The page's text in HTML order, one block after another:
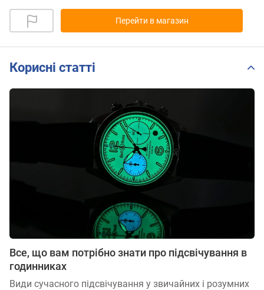
Перейти в магазин
Корисні статті
Все, що вам потрібно знати про підсвічування в
годинниках
Види сучасного підсвічування у звичайних і розумних